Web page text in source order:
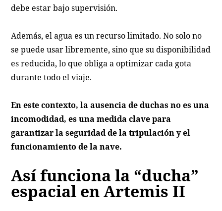
debe estar bajo supervisión.
Además, el agua es un recurso limitado. No solo no
se puede usar libremente, sino que su disponibilidad
es reducida, lo que obliga a optimizar cada gota
durante todo el viaje.
En este contexto, la ausencia de duchas no es una
incomodidad, es una medida clave para
garantizar la seguridad de la tripulación y el
funcionamiento de la nave.
Así funciona la “ducha”
espacial en Artemis II